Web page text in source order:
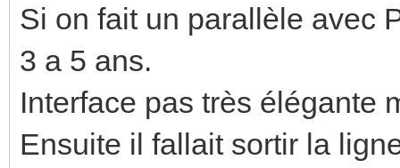
Si on fait un parallèle avec
3 a 5 ans.
Interface pas très élégante
Ensuite il fallait sortir la